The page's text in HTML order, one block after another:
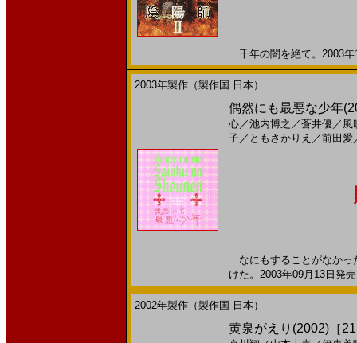
千年の闇を絶て。2003
2003年製作（製作国 日本）
偶然にも最悪な少年
心／池内博之 ／蒼井優／ 風
子／ ともさかりえ ／前田愛
なにもすることがなかっ
けた。2003年09月13日
2002年製作（製作国 日本）
黄泉がえり(2002)［